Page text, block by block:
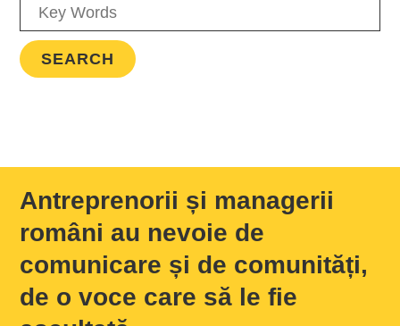
Antreprenorii și managerii
români au nevoie de
comunicare și de comunități,
de o voce care să le fie